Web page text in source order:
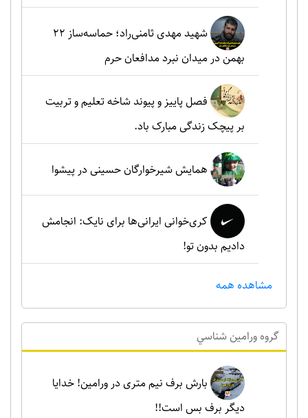
شهید مهدی ثامنی‌راد؛ حماسه‌ساز ۲۲
بهمن در میدان نبرد مدافعان حرم
فصل پاییز و پیوند شاخه تعلیم و تربیت
بر پیچک زندگی مبارک باد.
همایش شیرخوارگان حسینی در پیشوا
کری‌خوانی ایرانی‌ها برای نایک: انجامش
دادیم بدون تو!
مشاهده همه
گروه ورامين شناسي
بارش برف نیم متری در ورامین! خدایا
دیگر برف بس است!!